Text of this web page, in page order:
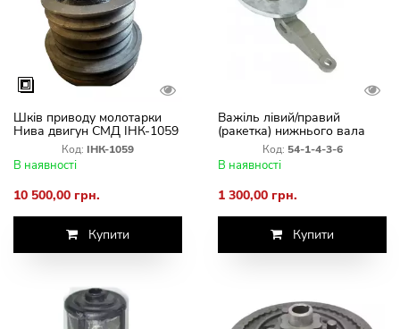
Шків приводу молотарки
Нива двигун СМД ІНК-1059
Код: ІНК-1059
В наявності
10 500,00 грн.
Купити
Важіль лівий/правий
(ракетка) нижнього вала
похилої камери
Код: 54-1-4-3-6
В наявності
1 300,00 грн.
Купити